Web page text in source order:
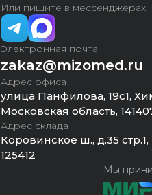
Или пишите в мессенджерах
Электронная почта
zakaz@mizomed.ru
Адрес офиса
улица Панфилова, 19с1,
Московская область,
Адрес склада
Коровинское ш., д.35
125412
Мы